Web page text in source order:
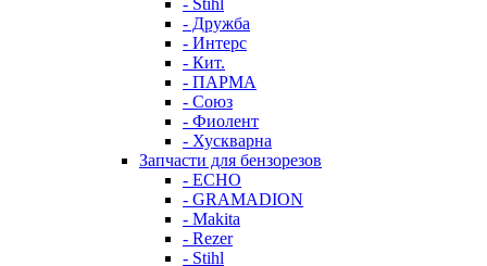
- Stihl
- Дружба
- Интерс
- Кит.
- ПАРМА
- Союз
- Фиолент
- Хускварна
Запчасти для бензорезов
- ECHO
- GRAMADION
- Makita
- Rezer
- Stihl